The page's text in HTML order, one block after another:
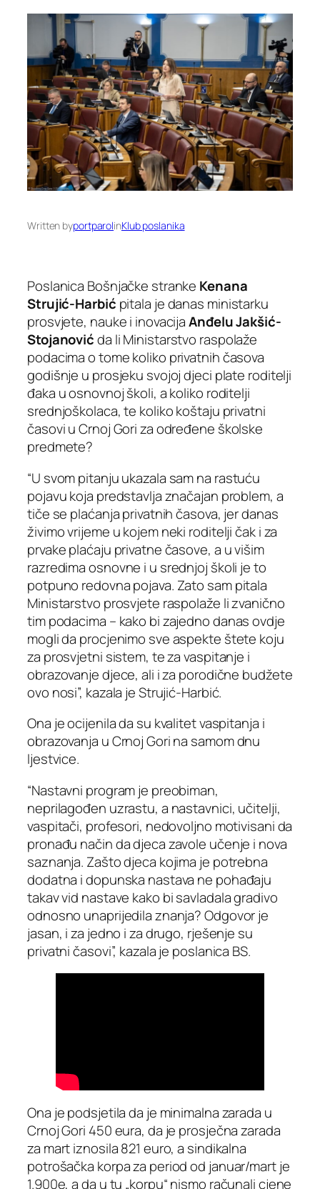
Written byportparolinKlub poslanika
Poslanica Bošnjačke stranke Kenana
Strujić-Harbić pitala je danas ministarku
prosvjete, nauke i inovacijaAnđelu Jakšić-
Stojanovićda li Ministarstvo raspolaže
podacima o tome koliko privatnih časova
godišnje u prosjeku svojoj djeci plate roditelji
đaka u osnovnoj školi, a koliko roditelji
srednjoškolaca, te koliko koštaju privatni
časovi u Crnoj Gori za određene školske
predmete?
“U svom pitanju ukazala sam na rastuću
pojavu koja predstavlja značajan problem, a
tiče se plaćanja privatnih časova, jer danas
živimo vrijeme u kojem neki roditelji čak i za
prvake plaćaju privatne časove, a u višim
razredima osnovne i u srednjoj školi je to
potpuno redovna pojava. Zato sam pitala
Ministarstvo prosvjete raspolaže li zvanično
tim podacima – kako bi zajedno danas ovdje
mogli da procjenimo sve aspekte štete koju
za prosvjetni sistem, te za vaspitanje i
obrazovanje djece, ali i za porodične budžete
ovo nosi”, kazala je Strujić-Harbić.
Ona je ocijenila da su kvalitet vaspitanja i
obrazovanja u Crnoj Gori na samom dnu
ljestvice.
“Nastavni program je preobiman,
neprilagođen uzrastu, a nastavnici, učitelji,
vaspitači, profesori, nedovoljno motivisani da
pronađu način da djeca zavole učenje i nova
saznanja. Zašto djeca kojima je potrebna
dodatna i dopunska nastava ne pohađaju
takav vid nastave kako bi savladala gradivo
odnosno unaprijedila znanja? Odgovor je
jasan, i za jedno i za drugo, rješenje su
privatni časovi”, kazala je poslanica BS.
Ona je podsjetila da je minimalna zarada u
Crnoj Gori 450 eura, da je prosječna zarada
za mart iznosila 821 euro, a sindikalna
potrošačka korpa za period od januar/mart je
1.900e, a da u tu „korpu“ nismo računali cjene